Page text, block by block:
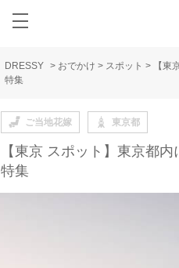
DRESSY > おでかけ > スポット >
【東
特集
ご当地花嫁 東京都
【東京 スポット】東京都
特集